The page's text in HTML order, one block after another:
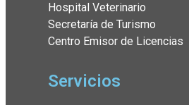
Hospital Veterinario
Secretaría de Turismo
Centro Emisor de Licencias
Servicios